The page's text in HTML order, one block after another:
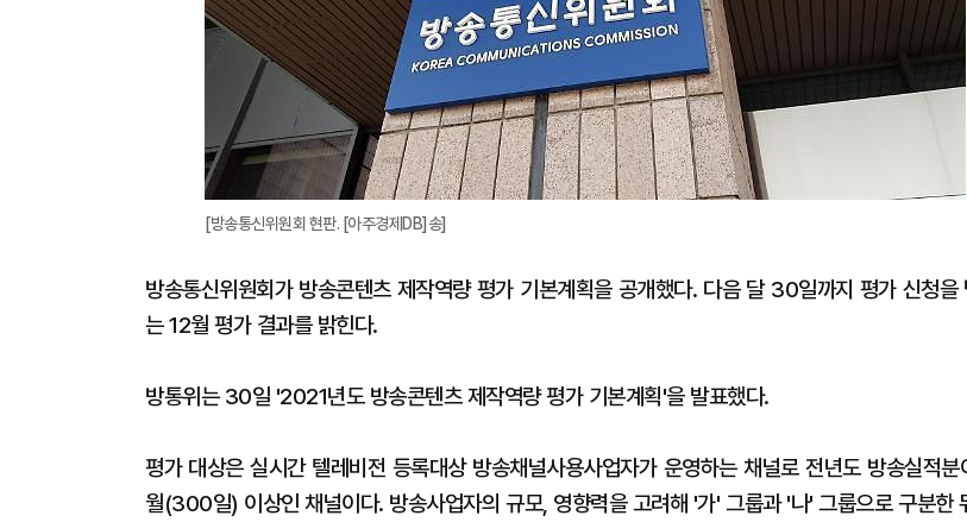
[방송통신위원회 현판. [아주경제DB]송]
방송통신위원회가 방송콘텐츠 제작역량 평가 기본계획을 공개했다. 다음 달 30일까지 평가 신청을
는 12월 평가 결과를 밝힌다.
방통위는 30일 '2021년도 방송콘텐츠 제작역량 평가 기본계획'을 발표했다.
평가 대상은 실시간 텔레비전 등록대상 방송채널사용사업자가 운영하는 채널로 전년도 방송실적분
월(300일) 이상인 채널이다. 방송사업자의 규모, 영향력을 고려해 '가' 그룹과 '나' 그룹으로 구분한